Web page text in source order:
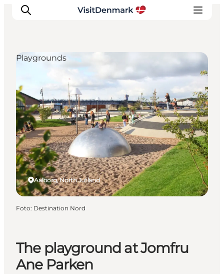
Inspiration
Resmål
Aktiviteter
Övernatta
Planera resan
The playground at Jomfru
Ane Parken
Aalborg, North Jutland
Playgrounds
Foto: Destination Nord